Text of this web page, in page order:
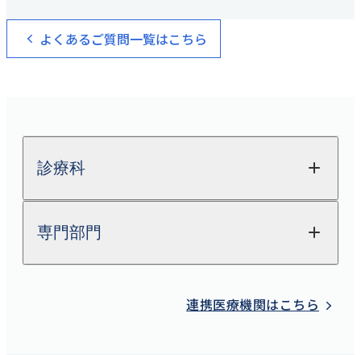
TEL：045-581-6791/080-7583-8774
よくあるご質問一覧はこちら
診療科
整形外科
（完全内視鏡下手術）センター
専門部門
連携医療機関はこちら